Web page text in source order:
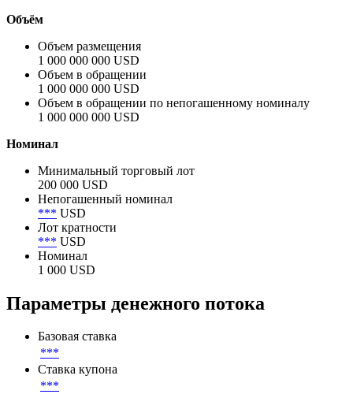
Объём
Объем размещения
1 000 000 000 USD
Объем в обращении
1 000 000 000 USD
Объем в обращении по непогашенному номиналу
1 000 000 000 USD
Номинал
Минимальный торговый лот
200 000 USD
Непогашенный номинал
*** USD
Лот кратности
*** USD
Номинал
1 000 USD
Параметры денежного потока
Базовая ставка
***
Ставка купона
***